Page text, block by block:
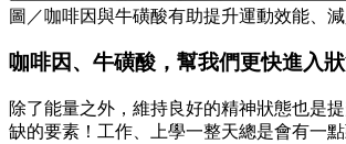
圖／咖啡因與牛磺酸有助提升運動效能、減
咖啡因、牛磺酸，幫我們更快進入狀
除了能量之外，維持良好的精神狀態也是
缺的要素！工作、上學一整天總是會有一